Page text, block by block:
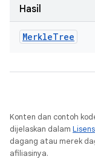
Hasil
MerkleTree
Konten dan contoh
dijelaskan dalam
dagang atau merek
afiliasinya.